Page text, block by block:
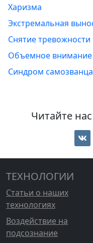
Харизма
Экстремальная
Снятие тревожности
Объемное внимание
Синдром самозванца
Читайте
ТЕХНОЛОГИИ
Статьи о наших
технологиях
Воздействие на
подсознание